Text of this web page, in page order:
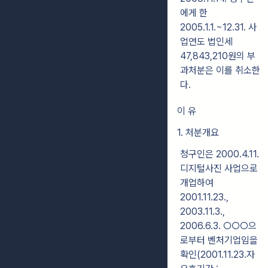
에게 한
2005.1.1.~12.31. 사
업연도 법인세
47,843,210원의 부
과처분은 이를 취소한
다.
이 유
1. 처분개요
청구인은 2000.4.11.
디지털사진 사업으로
개업하여
2001.11.23.,
2003.11.3.,
2006.6.3. ○○○으
로부터 벤처기업임을
확인(2001.11.23.자